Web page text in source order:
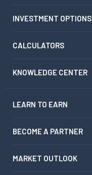
INVESTMENT OPTIONS
CALCULATORS
KNOWLEDGE CENTER
LEARN TO EARN
BECOME A PARTNER
MARKET OUTLOOK